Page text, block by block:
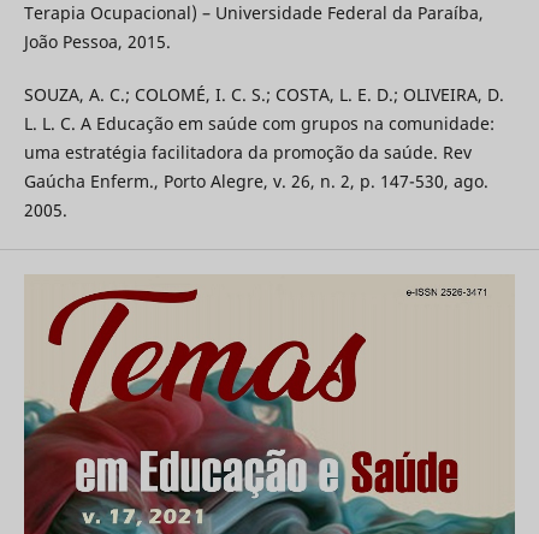
Terapia Ocupacional) – Universidade Federal da Paraíba,
João Pessoa, 2015.
SOUZA, A. C.; COLOMÉ, I. C. S.; COSTA, L. E. D.; OLIVEIRA, D.
L. L. C. A Educação em saúde com grupos na comunidade:
uma estratégia facilitadora da promoção da saúde. Rev
Gaúcha Enferm., Porto Alegre, v. 26, n. 2, p. 147-530, ago.
2005.